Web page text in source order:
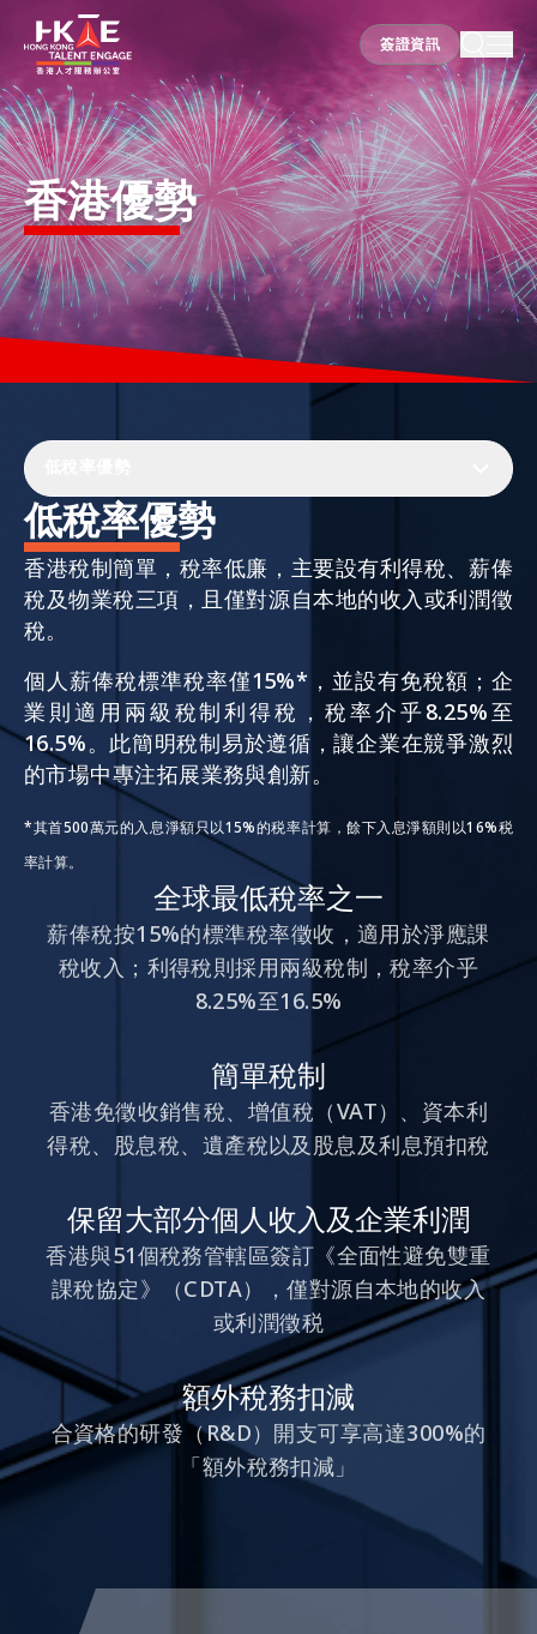
簽證資訊
簽證資訊
香港優勢
居港須知
人才支援
就業資訊
在港營商
活動情報
最新消息
關於我們
聯絡我們
繁
香港優勢
低稅率優勢
香港稅制簡單，稅率低廉，主要設有利得稅、薪俸
稅及物業稅三項，且僅對源自本地的收入或利潤徵
稅。
個人薪俸稅標準稅率僅15%*，並設有免稅額；企
業則適用兩級稅制利得稅，稅率介乎8.25%至
16.5%。此簡明稅制易於遵循，讓企業在競爭激烈
的市場中專注拓展業務與創新。
*其首500萬元的入息淨額只以15%的税率計算，餘下入息淨額則以16%税
率計算。
全球最低稅率之一
薪俸稅按15%的標準稅率徵收，適用於淨應課
稅收入；利得稅則採用兩級稅制，稅率介乎
8.25%至16.5%
簡單稅制
香港免徵收銷售稅、增值稅（VAT）、資本利
得稅、股息稅、遺產稅以及股息及利息預扣稅
保留大部分個人收入及企業利潤
香港與51個稅務管轄區簽訂《全面性避免雙重
課稅協定》（CDTA），僅對源自本地的收入
或利潤徵税
額外稅務扣減
合資格的研發（R&D）開支可享高達300%的
「額外稅務扣減」